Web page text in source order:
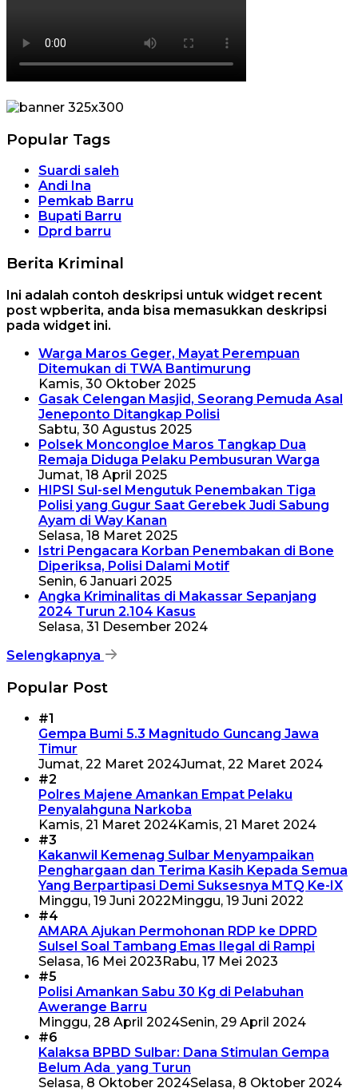
Popular Tags
Suardi saleh
Andi Ina
Pemkab Barru
Bupati Barru
Dprd barru
Berita Kriminal
Ini adalah contoh deskripsi untuk widget recent
post wpberita, anda bisa memasukkan deskripsi
pada widget ini.
Warga Maros Geger, Mayat Perempuan
Ditemukan di TWA Bantimurung
Kamis, 30 Oktober 2025
Gasak Celengan Masjid, Seorang Pemuda Asal
Jeneponto Ditangkap Polisi
Sabtu, 30 Agustus 2025
Polsek Moncongloe Maros Tangkap Dua
Remaja Diduga Pelaku Pembusuran Warga
Jumat, 18 April 2025
HIPSI Sul-sel Mengutuk Penembakan Tiga
Polisi yang Gugur Saat Gerebek Judi Sabung
Ayam di Way Kanan
Selasa, 18 Maret 2025
Istri Pengacara Korban Penembakan di Bone
Diperiksa, Polisi Dalami Motif
Senin, 6 Januari 2025
Angka Kriminalitas di Makassar Sepanjang
2024 Turun 2.104 Kasus
Selasa, 31 Desember 2024
Selengkapnya
Popular Post
#1
Gempa Bumi 5.3 Magnitudo Guncang Jawa
Timur
Jumat, 22 Maret 2024Jumat, 22 Maret 2024
#2
Polres Majene Amankan Empat Pelaku
Penyalahguna Narkoba
Kamis, 21 Maret 2024Kamis, 21 Maret 2024
#3
Kakanwil Kemenag Sulbar Menyampaikan
Penghargaan dan Terima Kasih Kepada Semua
Yang Berpartipasi Demi Suksesnya MTQ Ke-IX
Minggu, 19 Juni 2022 Minggu, 19 Juni 2022
#4
AMARA Ajukan Permohonan RDP ke DPRD
Sulsel Soal Tambang Emas Ilegal di Rampi
Selasa, 16 Mei 2023 Rabu, 17 Mei 2023
#5
Polisi Amankan Sabu 30 Kg di Pelabuhan
Awerange Barru
Minggu, 28 April 2024Senin, 29 April 2024
#6
Kalaksa BPBD Sulbar: Dana Stimulan Gempa
Belum Ada yang Turun
Selasa, 8 Oktober 2024Selasa, 8 Oktober 2024